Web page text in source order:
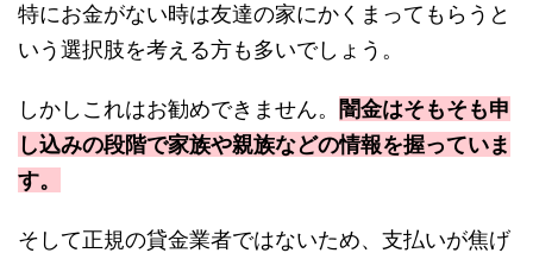
特にお金がない時は友達の家にかくまってもらうと
いう選択肢を考える方も多いでしょう。
しかしこれはお勧めできません。 闇金はそもそも申
し込みの段階で家族や親族などの情報を握っていま
す。
そして正規の貸金業者ではないため、支払いが焦げ